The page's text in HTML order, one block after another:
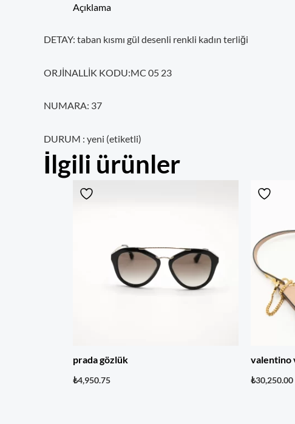
Açıklama
DETAY: taban kısmı gül desenli renkli kadın terliği
ORJİNALLİK KODU:MC 05 23
NUMARA: 37
DURUM : yeni (etiketli)
İlgili ürünler
prada gözlük
₺4,950.75
valentino
₺30,250.00